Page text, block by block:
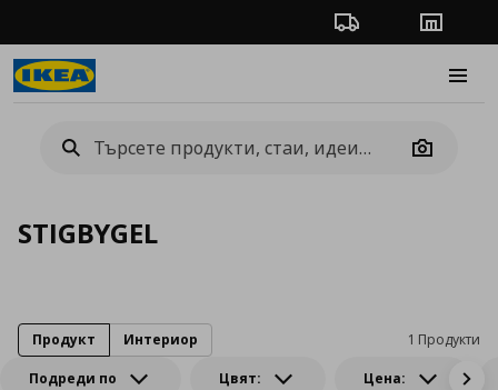
Проследяване на
Camera
STIGBYGEL
Подреди по Цвят: Цена:
1 Продукти
Продукт Интериор